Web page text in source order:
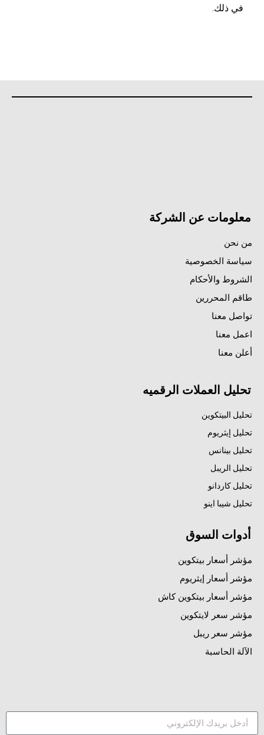
في ذلك.
معلومات عن الشركة
من نحن
سياسة الخصوصية
الشروط والأحكام
طاقم المحررين
تواصل معنا
اعمل معنا
أعلن معنا
تحليل العملات الرقميه
تحليل البيتكوين
تحليل إيثريوم
تحليل بينانس
تحليل الريبل
تحليل كاردانو
تحليل شيبا اينو
أدوات السوق
مؤشر أسعار بيتكوين
مؤشر أسعار إيثريوم
مؤشر أسعار بيتكوين كاش
مؤشر سعر لايتكوين
مؤشر سعر ريبل
الآلة الحاسبة